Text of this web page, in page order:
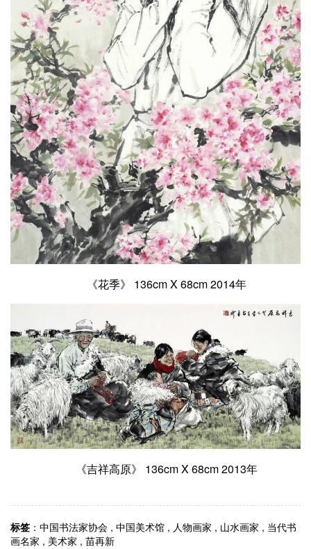
《花季》 136cm X 68cm 2014年
《吉祥高原》 136cm X 68cm 2013年
标签 ： 中国书法家协会 , 中国美术馆 , 人物画家 , 山水画家 , 当代书
画名家 , 美术家 , 苗再新